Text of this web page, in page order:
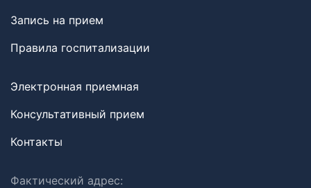
Запись на прием
Правила госпитализации
Электронная приемная
Консультативный прием
Контакты
Фактический адрес: